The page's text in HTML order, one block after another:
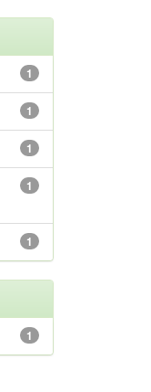
1
1
1
1
1
1